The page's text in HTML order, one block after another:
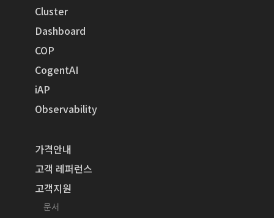
Cluster
Dashboard
COP
CogentAI
iAP
Observability
가격안내
고객 레퍼런스
고객지원
문서